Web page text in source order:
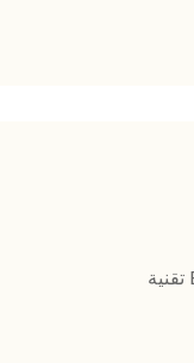
تقنية Beelan مكرسة بالكامل لمفهوم ومبدأ "Do Extreme Product ، تصبح شركة ممتازة" من خلال استخدام مواد جودة مميزة وصديقة للبيئة ووظائف التصميم الإبداعية